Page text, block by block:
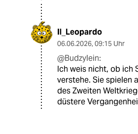
Il_Leopardo
06.06.2026, 09:15 Uhr
@Budzylein:
Ich weis nicht, ob ich
verstehe. Sie spielen
des Zweiten
düstere